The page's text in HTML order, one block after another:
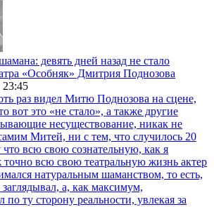
девять дней назад не стало
«Особняк» Дмитрия Поднозова
23:45
раз видел Митю Поднозова на сцене,
вот это «не стало», а также другие
несуществование, никак не
Митей, ни с тем, что случилось 20
всю свою сознательную, как я
всю свою театральную жизнь актер
натуральным шаманством, то есть,
а, как максимум,
по ту сторону реальности, увлекая за